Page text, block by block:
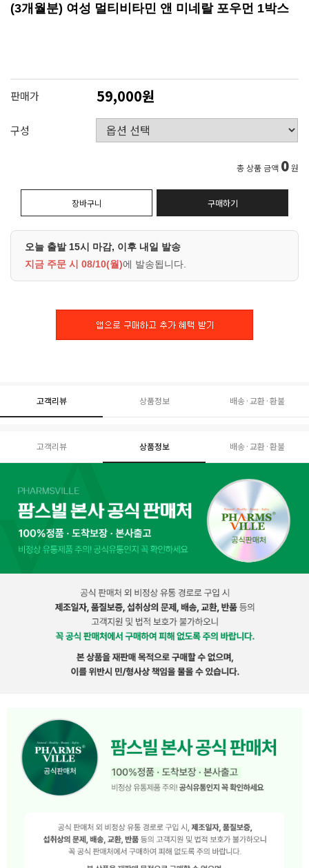
(3개월분) 여성 멀티비타민 앤 미네랄 포우먼 1박스
판매가 59,000원
구성
총 상품 금액 0원
장바구니 구매하기
오늘 출발 15시 마감, 이후 내일 발송
지금 주문 시 08/10(월)에 발송됩니다.
고객리뷰 상품정보 배송·교환·환불
고객리뷰 상품정보 배송·교환·환불